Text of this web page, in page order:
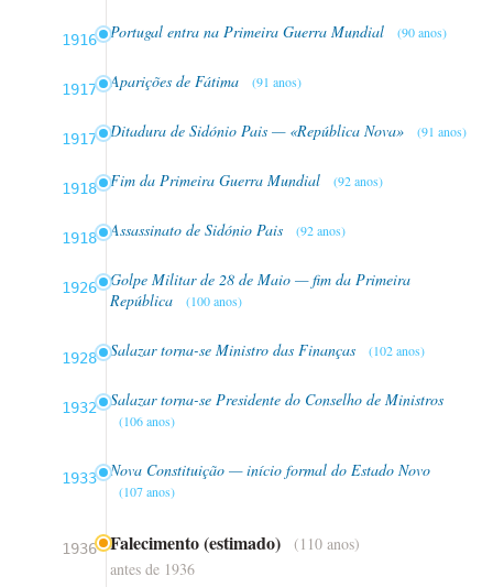
1916 Portugal entra na Primeira Guerra Mundial (90 anos)
1917 Aparições de Fátima (91 anos)
1917 Ditadura de Sidónio Pais — «República Nova» (91 anos)
1918 Fim da Primeira Guerra Mundial (92 anos)
1918 Assassinato de Sidónio Pais (92 anos)
1926
Golpe Militar de 28 de Maio — fim da Primeira
República
(100 anos)
1928 Salazar torna-se Ministro das Finanças (102 anos)
1932 Salazar torna-se Presidente do Conselho de Ministros
(106 anos)
1933 Nova Constituição — início formal do Estado Novo
(107 anos)
1936 Falecimento (estimado)
(110 anos)
antes de 1936